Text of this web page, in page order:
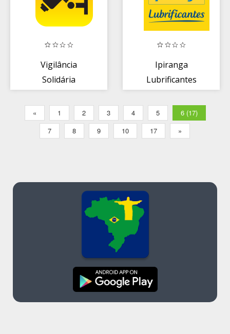
Vigilância
Solidária
Ipiranga
Lubrificantes
« 1 2 3 4 5
6 (17)
7
8 9 10 17 »